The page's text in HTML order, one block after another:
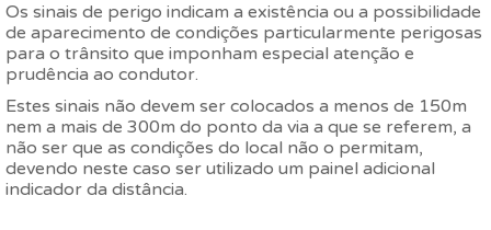
Os sinais de perigo indicam a existência ou a possibilidade
de aparecimento de condições particularmente perigosas
para o trânsito que imponham especial atenção e
prudência ao condutor.
Estes sinais não devem ser colocados a menos de 150m
nem a mais de 300m do ponto da via a que se referem, a
não ser que as condições do local não o permitam,
devendo neste caso ser utilizado um painel adicional
indicador da distância.